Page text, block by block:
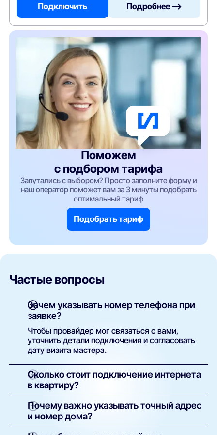
Подключить Подробнее —>
Поможем
с подбором тарифа
Запутались с выбором? Просто заполните форму и
наш оператор поможет вам за 3 минуты подобрать
оптимальный тариф
Подобрать тариф
Частые вопросы
Зачем указывать номер телефона при
заявке?
Чтобы провайдер мог связаться с вами,
уточнить детали подключения и согласовать
дату визита мастера.
Сколько стоит подключение интернета
в квартиру?
Как правило, установка бесплатна. Вы
оплачиваете только тариф. В некоторых
случаях возможна плата за оборудование —
сумма указывается в условиях конкретного
Почему важно указывать точный адрес
и номер дома?
Это необходимо для технической проверки.